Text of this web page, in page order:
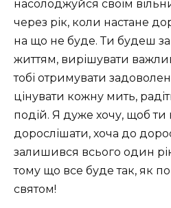
насолоджуйся своїм
через рік, коли настане
на що не буде. Ти будеш
життям, вирішувати
тобі отримувати
цінувати кожну мить,
подій. Я дуже хочу, щоб ти
дорослішати, хоча до
залишився всього один
тому що все буде так, як
святом!